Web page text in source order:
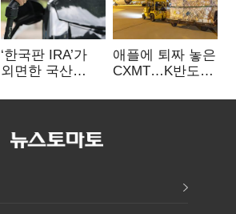
‘한국판 IRA’가
외면한 국산
실효성에 ‘의문’
애플에 퇴짜 놓은
CXMT…K반도체